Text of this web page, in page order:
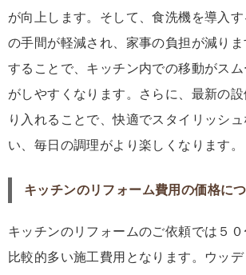
が向上します。そして、食洗機を導入
の手間が軽減され、家事の負担が減り
することで、キッチン内での移動がス
がしやすくなります。さらに、最新の
り入れることで、快適でスタイリッシ
い、毎日の調理がより楽しくなります。
キッチンのリフォーム費用の価格に
キッチンのリフォームのご依頼では５
比較的多い施工費用となります。ウッ